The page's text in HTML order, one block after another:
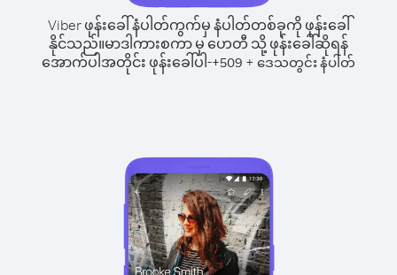
Viber ဖုန်းခေါ်နံပါတ်ကွက်မှ နံပါတ်တစ်ခုကို ဖုန်းခေါ်
နိုင်သည်။မာဒါကားစကာ မှ ဟေတီ သို့ ဖုန်းခေါ်ဆိုရန်
အောက်ပါအတိုင်း ဖုန်းခေါ်ပါ-+509 + ဒေသတွင်း နံပါတ်